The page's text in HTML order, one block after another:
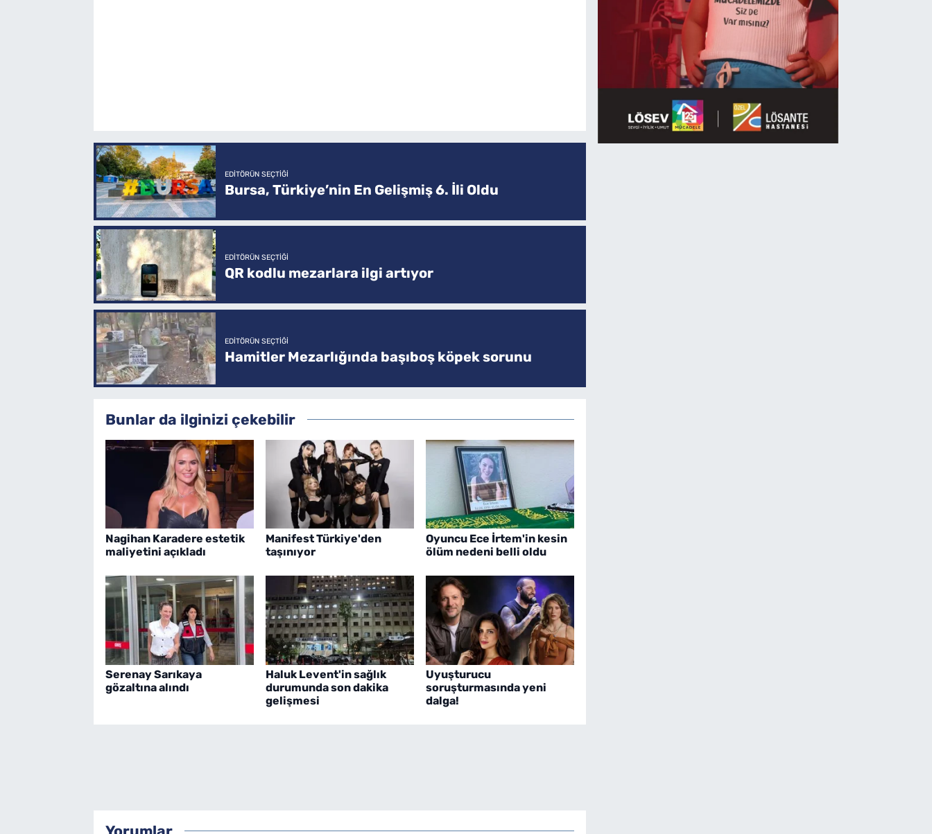
EDITÖRÜN SEÇTIĞI
Bursa, Türkiye’nin En Gelişmiş 6. İli Oldu
EDITÖRÜN SEÇTIĞI
QR kodlu mezarlara ilgi artıyor
EDITÖRÜN SEÇTIĞI
Hamitler Mezarlığında başıboş köpek sorunu
Bunlar da ilginizi çekebilir
Nagihan Karadere estetik
maliyetini açıkladı
Manifest Türkiye'den
taşınıyor
Oyuncu Ece İrtem'in kesin
ölüm nedeni belli oldu
Serenay Sarıkaya
gözaltına alındı
Haluk Levent'in sağlık
durumunda son dakika
gelişmesi
Uyuşturucu
soruşturmasında yeni
dalga!